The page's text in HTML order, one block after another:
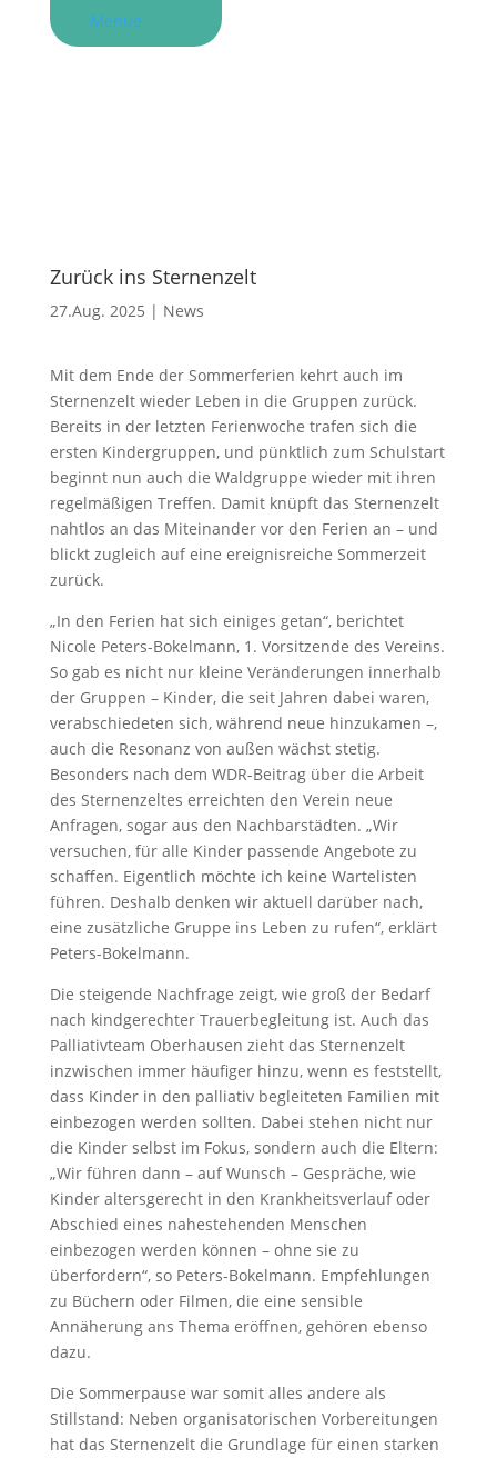
Menue
Zurück ins Sternenzelt
27.Aug. 2025 | News
Mit dem Ende der Sommerferien kehrt auch im
Sternenzelt wieder Leben in die Gruppen zurück.
Bereits in der letzten Ferienwoche trafen sich die
ersten Kindergruppen, und pünktlich zum Schulstart
beginnt nun auch die Waldgruppe wieder mit ihren
regelmäßigen Treffen. Damit knüpft das Sternenzelt
nahtlos an das Miteinander vor den Ferien an – und
blickt zugleich auf eine ereignisreiche Sommerzeit
zurück.
„In den Ferien hat sich einiges getan“, berichtet
Nicole Peters-Bokelmann, 1. Vorsitzende des Vereins.
So gab es nicht nur kleine Veränderungen innerhalb
der Gruppen – Kinder, die seit Jahren dabei waren,
verabschiedeten sich, während neue hinzukamen –,
auch die Resonanz von außen wächst stetig.
Besonders nach dem WDR-Beitrag über die Arbeit
des Sternenzeltes erreichten den Verein neue
Anfragen, sogar aus den Nachbarstädten. „Wir
versuchen, für alle Kinder passende Angebote zu
schaffen. Eigentlich möchte ich keine Wartelisten
führen. Deshalb denken wir aktuell darüber nach,
eine zusätzliche Gruppe ins Leben zu rufen“, erklärt
Peters-Bokelmann.
Die steigende Nachfrage zeigt, wie groß der Bedarf
nach kindgerechter Trauerbegleitung ist. Auch das
Palliativteam Oberhausen zieht das Sternenzelt
inzwischen immer häufiger hinzu, wenn es feststellt,
dass Kinder in den palliativ begleiteten Familien mit
einbezogen werden sollten. Dabei stehen nicht nur
die Kinder selbst im Fokus, sondern auch die Eltern:
„Wir führen dann – auf Wunsch – Gespräche, wie
Kinder altersgerecht in den Krankheitsverlauf oder
Abschied eines nahestehenden Menschen
einbezogen werden können – ohne sie zu
überfordern“, so Peters-Bokelmann. Empfehlungen
zu Büchern oder Filmen, die eine sensible
Annäherung ans Thema eröffnen, gehören ebenso
dazu.
Die Sommerpause war somit alles andere als
Stillstand: Neben organisatorischen Vorbereitungen
hat das Sternenzelt die Grundlage für einen starken